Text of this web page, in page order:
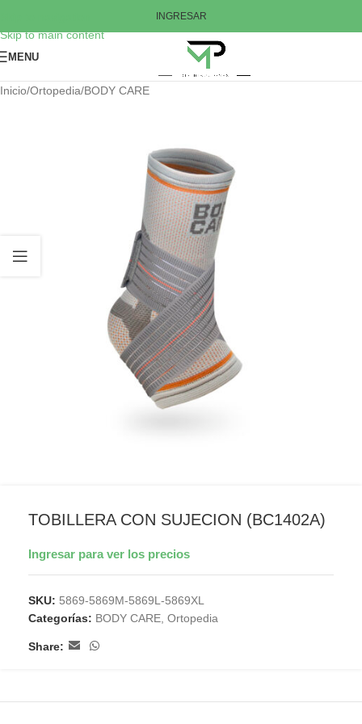
Skip to main content
INGRESAR
MENU
Inicio/Ortopedia/BODY CARE
TOBILLERA CON SUJECION (BC1402A)
Ingresar para ver los precios
SKU: 5869-5869M-5869L-5869XL
Categorías: BODY CARE Ortopedia
Share: